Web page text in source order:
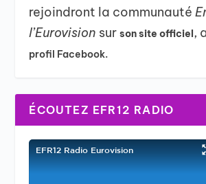
rejoindront la communauté
l’Eurovision surson site officiel,
profil Facebook.
ÉCOUTEZ EFR12 RADIO